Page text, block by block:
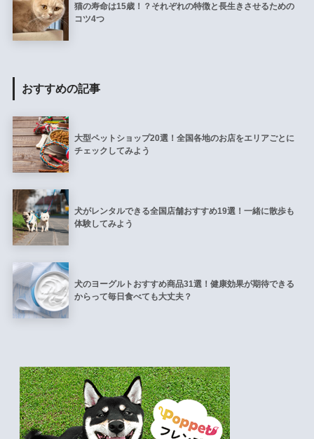
猫の寿命は15歳！？それぞれの特徴と長生きさせるための
コツ4つ
おすすめの記事
大型ペットショップ20選！全国各地のお店をエリアごとに
チェックしてみよう
犬がレンタルできる全国店舗おすすめ19選！一緒に散歩も
体験してみよう
犬のヨーグルトおすすめ商品31選！健康効果が期待できる
からって毎日食べても大丈夫？